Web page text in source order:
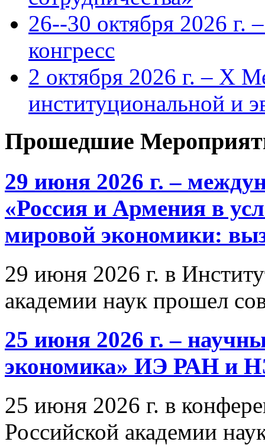
26--30 октября 2026 г.
конгресс
2 октября 2026 г. – X
институциональной и
Прошедшие
29 июня 2026 г. –
«Россия и Армения в
мировой экономики:
29 июня 2026 г. в
академии наук прошел
25 июня 2026 г. –
экономика» ИЭ РАН и
25 июня 2026 г. в
Российской академии